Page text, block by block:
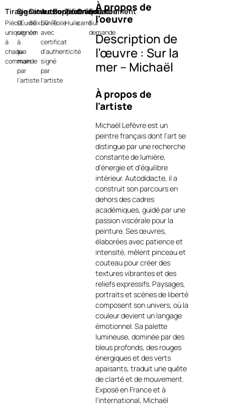
À propos de
l'oeuvre
Description de
l’œuvre : Sur la
mer – Michaël
Sur la mer
originale de
réalisée à l’huile sur toile.
L’œuvre capte l’énergie du
large à travers une flottille de
voiles stylisées, portées par le
vent et le mouvement
incessant de l’eauhttps://art-
et-culture.ch/categorie-
produit/artiste-peintre-
contemporain-
francais/michael-lefevre/
Avec sur la mer, la
composition, rythmée par de
puissants empâtements,
conjugue une dominante de
bleus profonds et lumineux à
des accents chauds —
rouges, orangés et blancs —
qui animent les voiles et
créent un contraste vibrant.
Les lignes verticales
suggèrent l’élan et la vitesse,
tandis que les strates
horizontales traduisent la
houle et la profondeur marine
https://michael-
lefevre.book.fr/.
À propos de
l'artiste
Michaël Lefèvre est un
peintre français dont l’art se
distingue par une recherche
constante de lumière,
d’énergie et d’équilibre
intérieur. Autodidacte, il a
construit son parcours en
dehors des cadres
académiques, guidé par une
passion viscérale pour la
peinture. Ses œuvres,
élaborées avec patience et
intensité, mêlent pinceau et
couteau pour créer des
textures vibrantes et des
reliefs expressifs. Paysages,
portraits et scènes de liberté
composent son univers, où la
couleur devient un langage
émotionnel. Sa palette
lumineuse, dominée par des
bleus profonds, des rouges
énergiques et des verts
apaisants, traduit une quête
de clarté et de mouvement.
Exposé en France et à
l’international, Michaël
Tirage
Pièce
unique
à
chaque
commande
Signature
Œuvre
signée
à
la
main
par
l'artiste
Dimensions
60x60
cm
Authentification
Livrée
avec
certificat
d'authenticité
signé
par
l'artiste
Support
Toile
Technique
Huile
Orientation
carre
Encadrement
Sur
demande